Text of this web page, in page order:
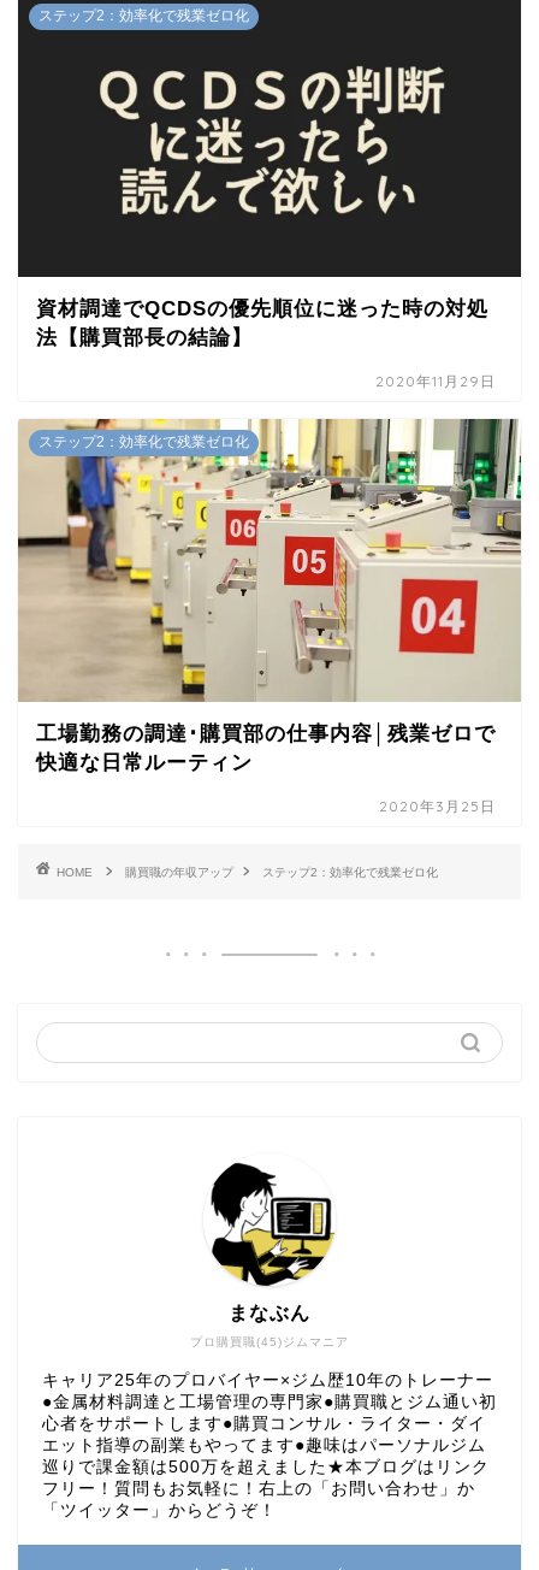
ステップ2：効率化で残業ゼロ化
資材調達でQCDSの優先順位に迷った時の対処
法【購買部長の結論】
2020年11月29日
ステップ2：効率化で残業ゼロ化
工場勤務の調達･購買部の仕事内容│残業ゼロで
快適な日常ルーティン
2020年3月25日
HOME 購買職の年収アップ ステップ2：効率化で残業ゼロ化
プロ購買職(45)ジムマニア
まなぶん
キャリア25年のプロバイヤー×ジム歴10年のトレーナー
●金属材料調達と工場管理の専門家●購買職とジム通い初
心者をサポートします●購買コンサル・ライター・ダイ
エット指導の副業もやってます●趣味はパーソナルジム
巡りで課金額は500万を超えました★本ブログはリンク
フリー！質問もお気軽に！右上の「お問い合わせ」か
「ツイッター」からどうぞ！